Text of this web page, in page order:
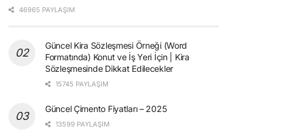
46965 PAYLAŞIM
Güncel Kira Sözleşmesi Örneği (Word
Formatında) Konut ve İş Yeri İçin | Kira
Sözleşmesinde Dikkat Edilecekler
15745 PAYLAŞIM
Güncel Çimento Fiyatları – 2025
13599 PAYLAŞIM